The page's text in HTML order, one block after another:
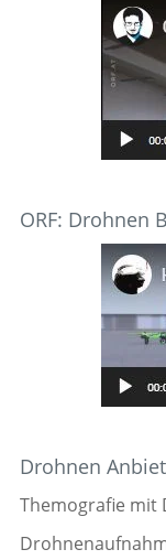
ORF: Drohnen
Drohnen
Themografie mit